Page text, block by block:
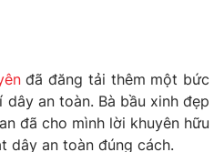
đã đăng tải thêm một bức
an toàn. Bà bầu xinh đẹp
đã cho mình lời khuyên hữu
dây an toàn đúng cách.